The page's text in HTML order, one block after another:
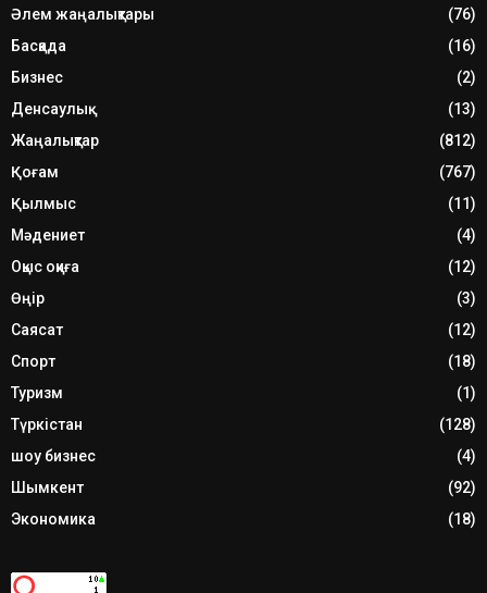
Әлем жаңалықтары
(76)
Басқада
(16)
Бизнес
(2)
Денсаулық
(13)
Жаңалықтар
(812)
Қоғам
(767)
Қылмыс
(11)
Мәдениет
(4)
Оқыс оқиға
(12)
Өңір
(3)
Саясат
(12)
Спорт
(18)
Туризм
(1)
Түркістан
(128)
шоу бизнес
(4)
Шымкент
(92)
Экономика
(18)